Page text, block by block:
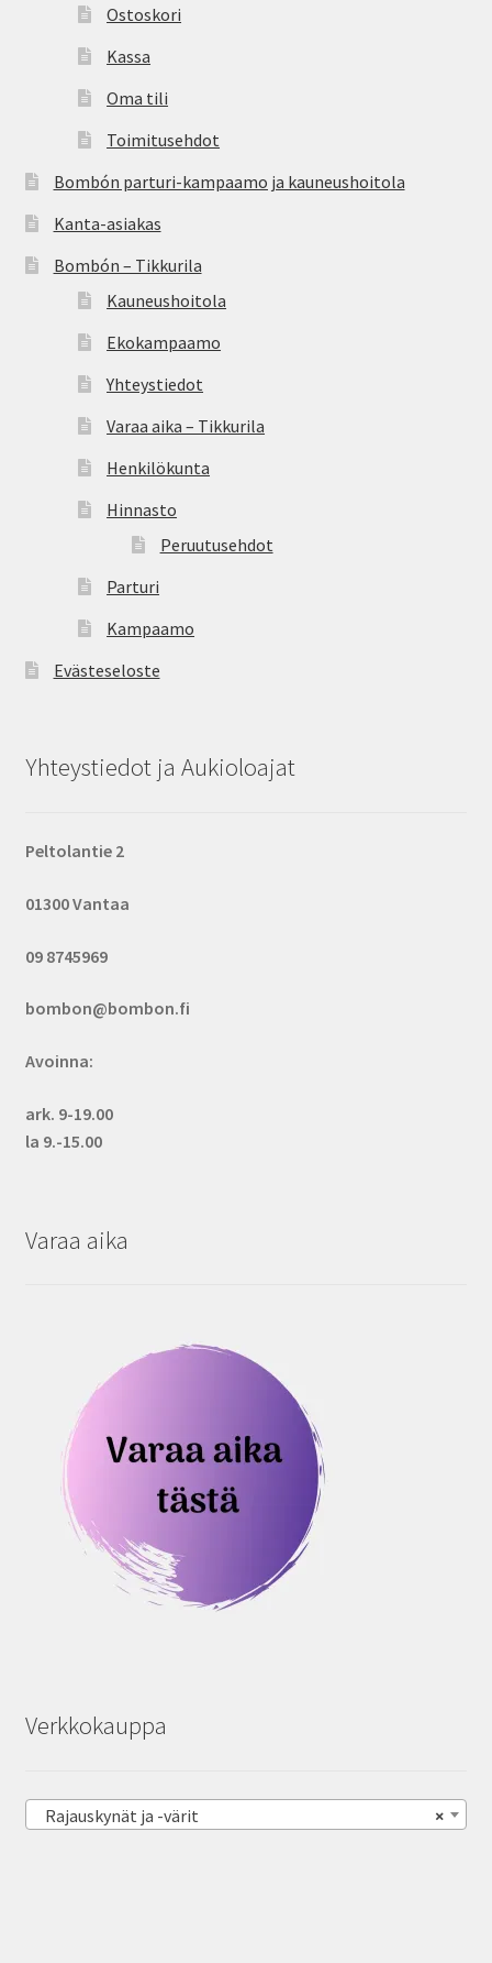
Ostoskori
Kassa
Oma tili
Toimitusehdot
Bombón parturi-kampaamo ja kauneushoitola
Kanta-asiakas
Bombón – Tikkurila
Kauneushoitola
Ekokampaamo
Yhteystiedot
Varaa aika – Tikkurila
Henkilökunta
Hinnasto
Peruutusehdot
Parturi
Kampaamo
Evästeseloste
Yhteystiedot ja Aukioloajat
Peltolantie 2
01300 Vantaa
09 8745969
bombon@bombon.fi
Avoinna:
ark. 9-19.00
la 9.-15.00
Varaa aika
Verkkokauppa
×
Rajauskynät ja -värit